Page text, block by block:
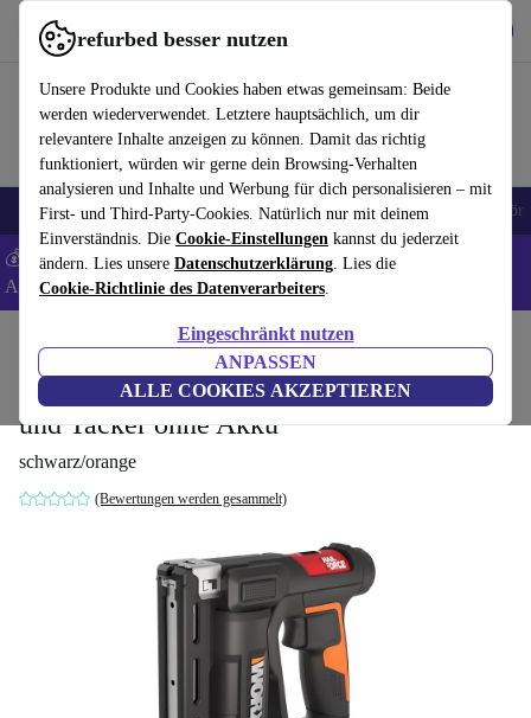
refurbed besser nutzen
Unsere Produkte und Cookies haben etwas gemeinsam: Beide
werden wiederverwendet. Letztere hauptsächlich, um dir
relevantere Inhalte anzeigen zu können. Damit das richtig
funktioniert, würden wir gerne dein Browsing-Verhalten
analysieren und Inhalte und Werbung für dich personalisieren – mit
First- und Third-Party-Cookies. Natürlich nur mit deinem
Einverständnis. Die Cookie-Einstellungen kannst du jederzeit
ändern. Lies unsere Datenschutzerklärung. Lies die
Cookie-Richtlinie des Datenverarbeiters.
Eingeschränkt nutzen
ANPASSEN
ALLE COOKIES AKZEPTIEREN
refurbed schnell und einfach nutzen
🎒 Back to school Handys Laptops Tablets Smartwatches Zubehör
💰 Extra -5% auf Samsung- und Google-Smartphones - Code:
ANDROID5 -AGB
Elektrowerkzeuge
Worx WX843.9 NailForce Akku-Nagler
und Tacker ohne Akku
schwarz/orange
(Bewertungen werden gesammelt)